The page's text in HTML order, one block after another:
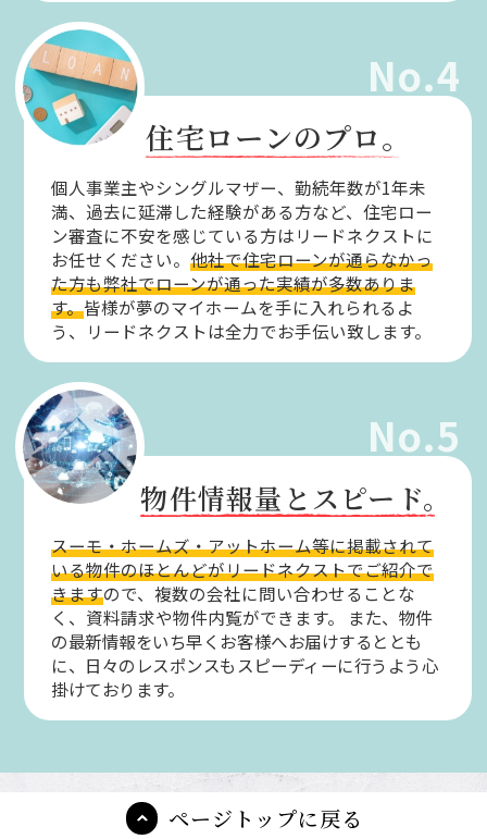
No.4
住宅ローンのプロ。
個人事業主やシングルマザー、勤続年数が1年未
満、過去に延滞した経験がある方など、住宅ロー
ン審査に不安を感じている方はリードネクストに
お任せください。他社で住宅ローンが通らなかっ
た方も弊社でローンが通った実績が多数ありま
す。皆様が夢のマイホームを手に入れられるよ
う、リードネクストは全力でお手伝い致します。
No.5
物件情報量とスピード。
スーモ・ホームズ・アットホーム等に掲載されて
いる物件のほとんどがリードネクストでご紹介で
きますので、複数の会社に問い合わせることな
く、資料請求や物件内覧ができます。
また、物件
の最新情報をいち早くお客様へお届けするととも
に、日々のレスポンスもスピーディーに行うよう心
掛けております。
ページトップに戻る